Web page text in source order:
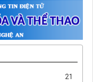
21